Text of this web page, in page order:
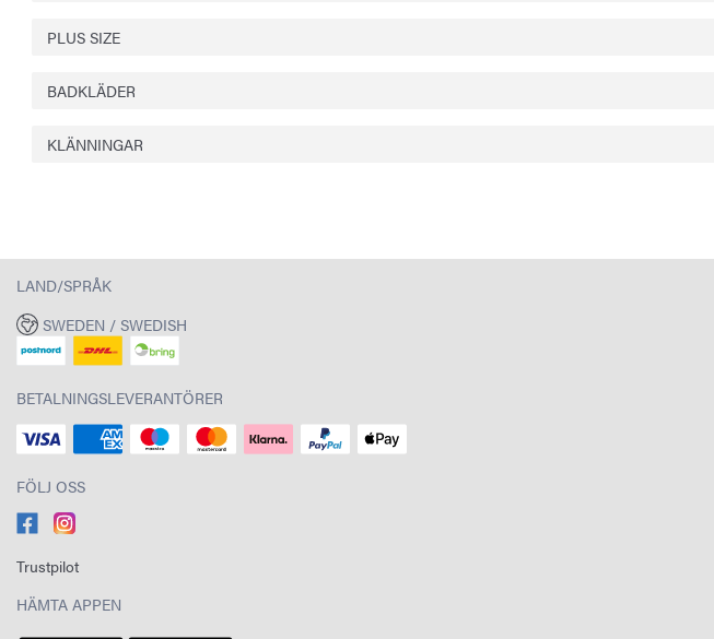
PLUS SIZE
BADKLÄDER
KLÄNNINGAR
LAND/SPRÅK
SWEDEN / SWEDISH
BETALNINGSLEVERANTÖRER
FÖLJ OSS
Trustpilot
HÄMTA APPEN